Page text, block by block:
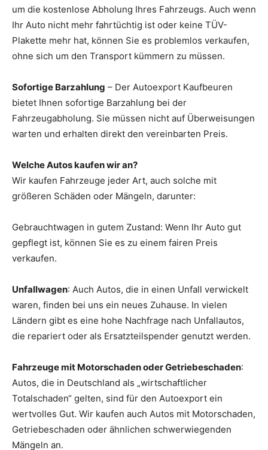
um die kostenlose Abholung Ihres Fahrzeugs. Auch wenn
Ihr Auto nicht mehr fahrtüchtig ist oder keine TÜV-
Plakette mehr hat, können Sie es problemlos verkaufen,
ohne sich um den Transport kümmern zu müssen.
Sofortige Barzahlung – Der Autoexport Kaufbeuren
bietet Ihnen sofortige Barzahlung bei der
Fahrzeugabholung. Sie müssen nicht auf Überweisungen
warten und erhalten direkt den vereinbarten Preis.
Welche Autos kaufen wir an?
Wir kaufen Fahrzeuge jeder Art, auch solche mit
größeren Schäden oder Mängeln, darunter:
Gebrauchtwagen in gutem Zustand: Wenn Ihr Auto gut
gepflegt ist, können Sie es zu einem fairen Preis
verkaufen.
Unfallwagen: Auch Autos, die in einen Unfall verwickelt
waren, finden bei uns ein neues Zuhause. In vielen
Ländern gibt es eine hohe Nachfrage nach Unfallautos,
die repariert oder als Ersatzteilspender genutzt werden.
Fahrzeuge mit Motorschaden oder Getriebeschaden:
Autos, die in Deutschland als „wirtschaftlicher
Totalschaden“ gelten, sind für den Autoexport ein
wertvolles Gut. Wir kaufen auch Autos mit Motorschaden,
Getriebeschaden oder ähnlichen schwerwiegenden
Mängeln an.